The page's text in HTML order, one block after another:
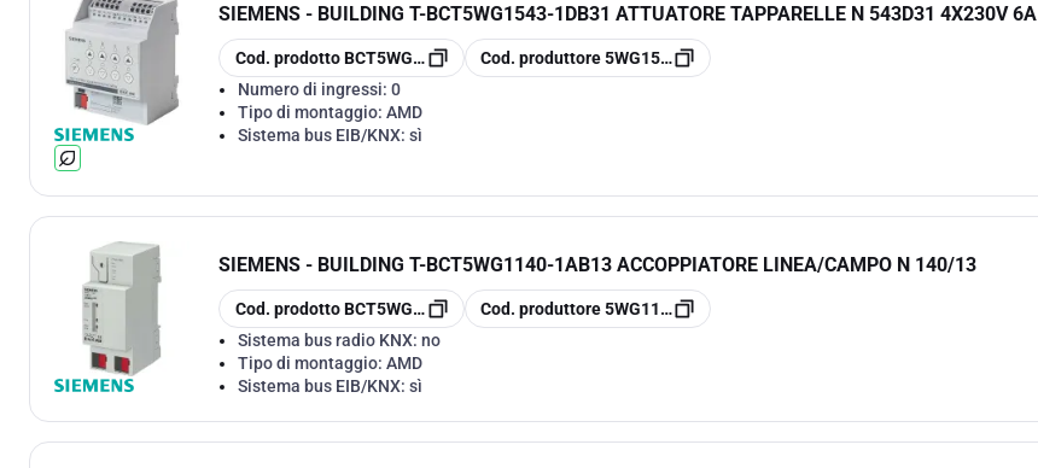
SIEMENS - BUILDING T-BCT5WG1543-1DB31 ATTUATORE TAPPARELLE N 543D31 4X230V 6A
copia
Cod. prodotto BCT5WG1543-1DB31
copia
Cod. produttore 5WG1543-1DB31
Numero di ingressi: 0
Tipo di montaggio: AMD
Sistema bus EIB/KNX: sì
SIEMENS - BUILDING T-BCT5WG1140-1AB13 ACCOPPIATORE LINEA/CAMPO N 140/13
copia
Cod. prodotto BCT5WG1140-1AB13
copia
Cod. produttore 5WG1140-1AB13
Sistema bus radio KNX: no
Tipo di montaggio: AMD
Sistema bus EIB/KNX: sì